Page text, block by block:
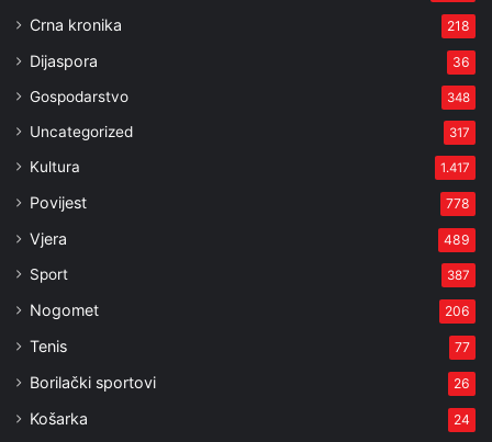
Crna kronika 218
Dijaspora 36
Gospodarstvo 348
Uncategorized 317
Kultura 1.417
Povijest 778
Vjera 489
Sport 387
Nogomet 206
Tenis 77
Borilački sportovi 26
Košarka 24